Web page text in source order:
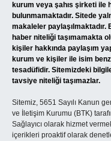
kurum veya şahıs şirketi ile
bulunmamaktadır. Sitede
makaleler
haber niteliği taşımamakta
kişiler hakkında paylaşım
kurum ve kişiler ile isim
tesadüfidir. Sitemizdeki
tavsiye niteliği taşımazlar.
Sitemiz, 5651 Sayılı Kanun
ve İletişim Kurumu (BTK)
Sağlayıcı olarak hizmet
içerikleri proaktif olarak